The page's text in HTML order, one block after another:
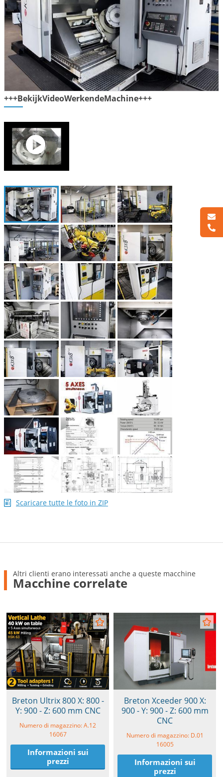
+++BekijkVideoWerkendeMachine+++
Scaricare tutte le foto in ZIP
Altri clienti erano interessati anche a queste macchine
Macchine correlate
Breton Ultrix 800 X: 800 -
Y: 900 - Z: 600 mm CNC
Numero di magazzino: A.12
16067
Informazioni sui
prezzi
Breton Xceeder 900 X:
900 - Y: 900 - Z: 600 mm
CNC
Numero di magazzino: D.01
16005
Informazioni sui
prezzi